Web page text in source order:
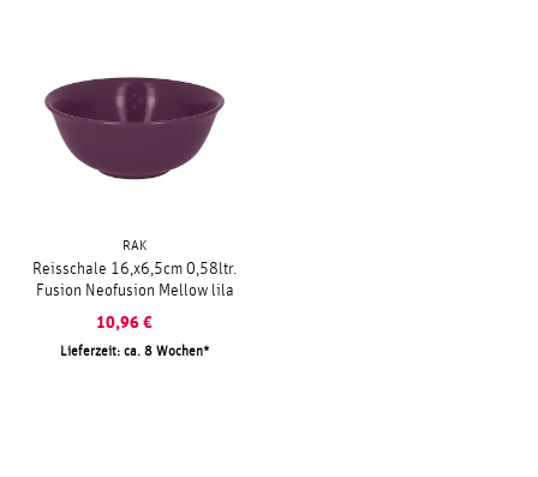
RAK
Reisschale 16,x6,5cm 0,58ltr.
Fusion Neofusion Mellow lila
10,96 €
Lieferzeit: ca. 8 Wochen